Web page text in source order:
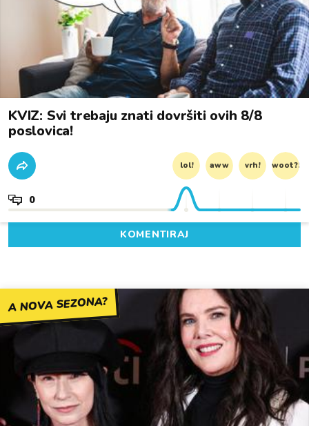
KVIZ: Svi trebaju znati dovršiti ovih 8/8
poslovica!
lol! aww vrh! woot?!
0
KOMENTIRAJ
A NOVA SEZONA?